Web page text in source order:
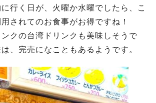
行く日が、火曜か水曜でしたら、こ
されてのお食事がお得ですね！
クの台湾ドリンクも美味しそうで
、完売になこともあるようです。